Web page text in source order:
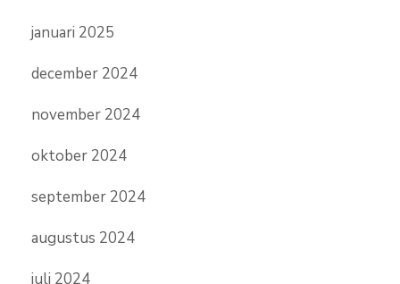
januari 2025
december 2024
november 2024
oktober 2024
september 2024
augustus 2024
juli 2024